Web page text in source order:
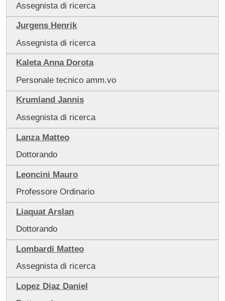
Assegnista di ricerca
Jurgens Henrik
Assegnista di ricerca
Kaleta Anna Dorota
Personale tecnico amm.vo
Krumland Jannis
Assegnista di ricerca
Lanza Matteo
Dottorando
Leoncini Mauro
Professore Ordinario
Liaquat Arslan
Dottorando
Lombardi Matteo
Assegnista di ricerca
Lopez Diaz Daniel